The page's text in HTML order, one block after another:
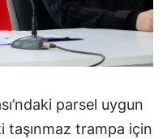
parsel uygun
taşınmaz trampa için